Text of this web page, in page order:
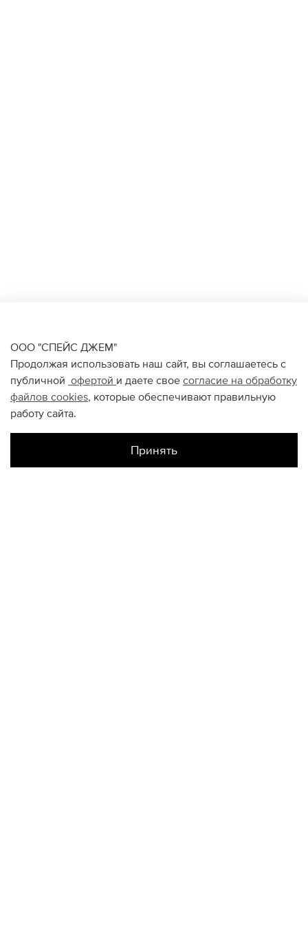
ООО "СПЕЙС ДЖЕМ"
Продолжая использовать наш сайт, вы соглашаетесь с
публичной офертой и даете свое согласие на обработку
файлов cookies, которые обеспечивают правильную
работу сайта.
Принять